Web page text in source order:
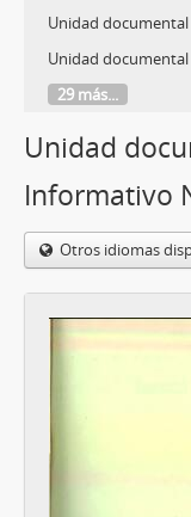
Unidad
Unidad
29 más...
Unidad
Informativo
Otros idiomas